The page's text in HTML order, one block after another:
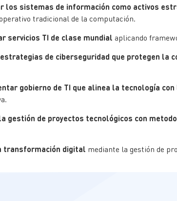
los sistemas de información como activos
tradicional de la computación.
servicios TI de clase mundial aplicando
de ciberseguridad que protegen la
gobierno de TI que alinea la tecnología
gestión de proyectos tecnológicos con
transformación digital mediante la gestión de